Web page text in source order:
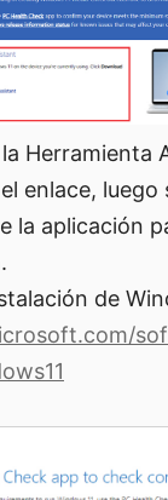
Herramienta
enlace, luego
la aplicación
de